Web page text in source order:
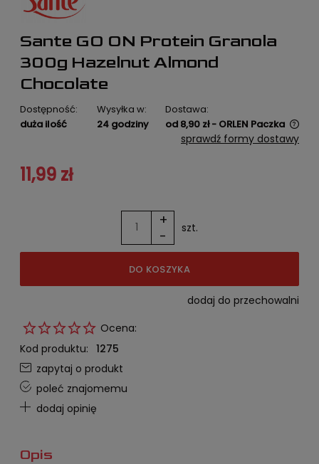
Sante GO ON Protein Granola
300g Hazelnut Almond
Chocolate
Dostępność:
duża ilość
Wysyłka w:
24 godziny
Dostawa:
od 8,90 zł - ORLEN Paczka
Cena nie zawiera ewentualnych kosztów płatności
sprawdź formy dostawy
11,99 zł
-
+ szt.
DO KOSZYKA
dodaj do przechowalni
Ocena:
Kod produktu: 1275
zapytaj o produkt
poleć znajomemu
dodaj opinię
Opis